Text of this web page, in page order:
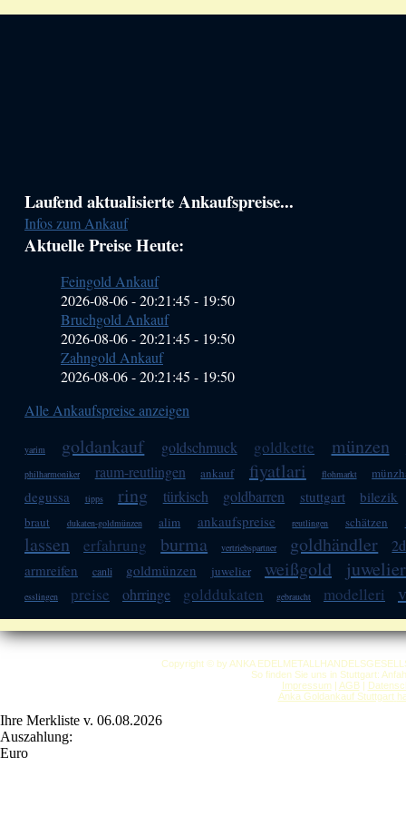
Haupt-
Sidebar
(Primary)
Laufend aktualisierte Ankaufspreise...
Infos zum Ankauf
Aktuelle Preise Heute:
Feingold Ankauf
2026-08-06 - 20:21:45 - 19:50
Bruchgold Ankauf
2026-08-06 - 20:21:45 - 19:50
Zahngold Ankauf
2026-08-06 - 20:21:45 - 19:50
Alle Ankaufspreise anzeigen
yarim goldankauf goldschmuck goldkette münzen
philharmoniker raum-reutlingen ankauf fiyatlari flohmarkt
degussa tipps ring türkisch goldbarren stuttgart bilezik
braut dukaten-goldmünzen alim ankaufspreise reutlingen schätzen
lassen erfahrung burma vertriebspartner goldhändler
armreifen canli goldmünzen juwelier weißgold
esslingen preise ohrringe golddukaten gebraucht modelleri
Copyright © by ANKA
So finden Sie uns in Stuttgart:
Impressum| AGB|
Anka Goldankauf Stuttgart
Ihre Merkliste v. 06.08.2026
Auszahlung:
Euro